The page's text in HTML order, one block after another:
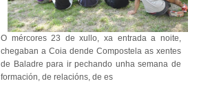
O mércores 23 de xullo, xa entrada a noite,
chegaban a Coia dende Compostela as xentes
de Baladre para ir pechando unha semana de
formación, de relacións, de es